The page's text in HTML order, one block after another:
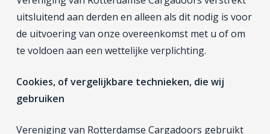
uitsluitend aan derden en alleen als dit nodig is voor
de uitvoering van onze overeenkomst met u of om
te voldoen aan een wettelijke verplichting.
Cookies, of vergelijkbare technieken, die wij
gebruiken
Vereniging van Rotterdamse Cargadoors gebruikt